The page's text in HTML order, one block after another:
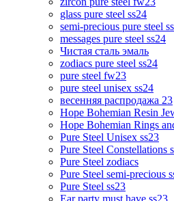
glass pure steel ss24
semi-precious pure steel
messages pure steel ss24
Чистая сталь эмаль
zodiacs pure steel ss24
pure steel fw23
pure steel unisex ss24
весенняя распродажа 23
Hope Bohemian Resin
Hope Bohemian Rings
Pure Steel Unisex ss23
Pure Steel Constellations
Pure Steel zodiacs
Pure Steel semi-precious
Pure Steel ss23
Ear party must have ss23